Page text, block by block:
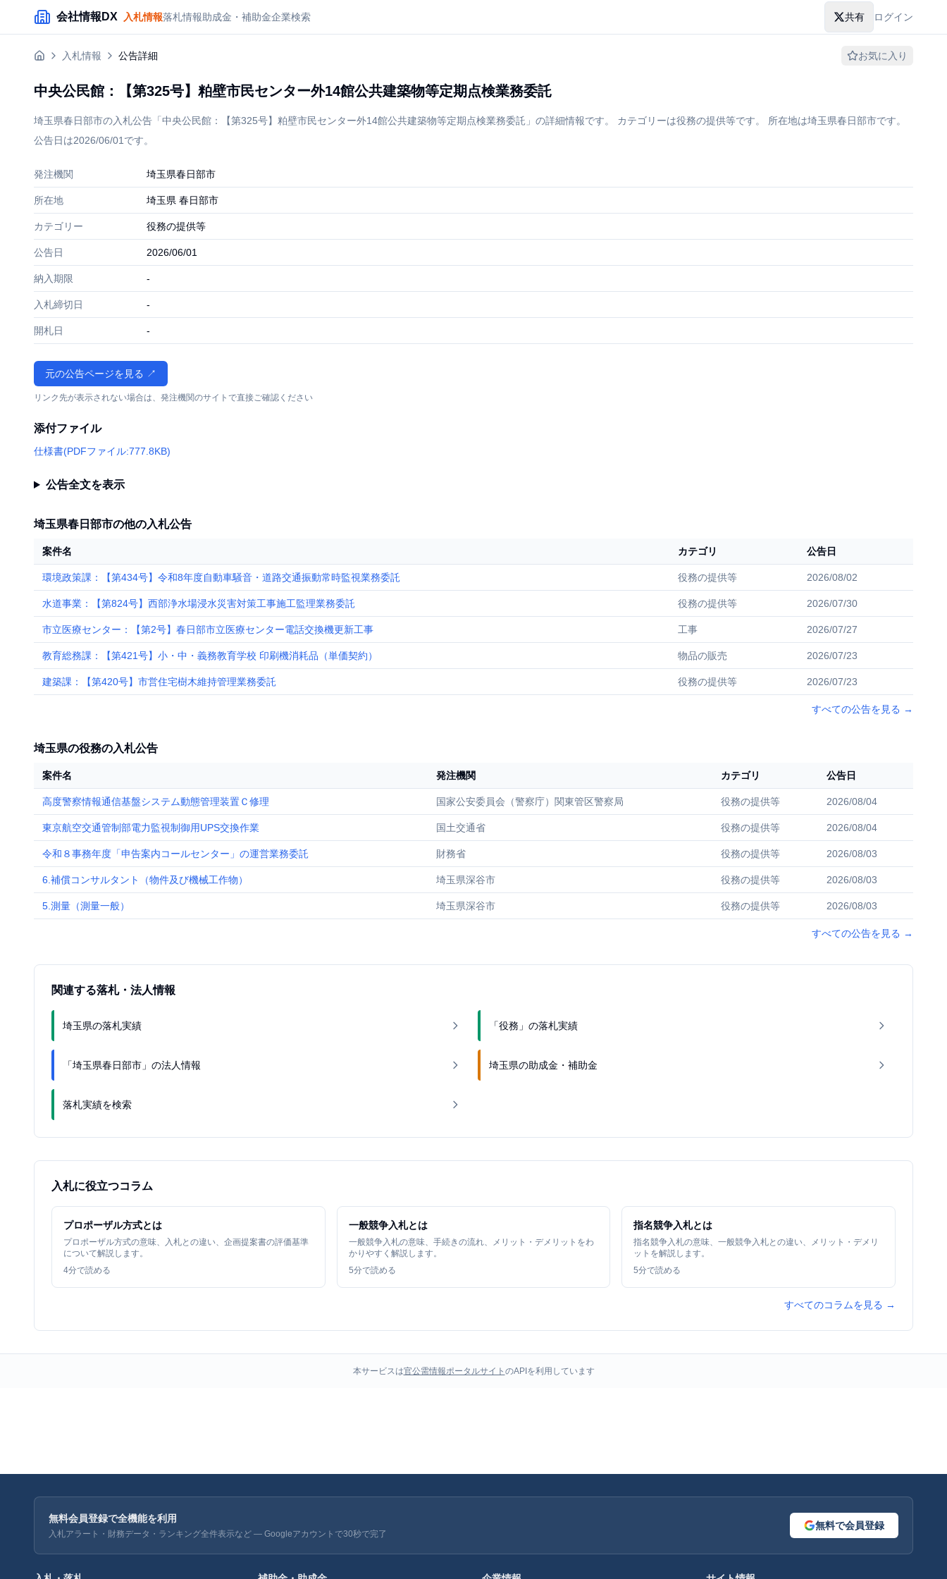
メインコンテンツにスキップ
会社情報DX 入札情報落札情報助成金・補助金企業検索 共有 ログイン
入札情報 公告詳細 お気に入り
中央公民館：【第325号】粕壁市民センター外14館公共建築物等定期点検業務委託
埼玉県春日部市の入札公告「中央公民館：【第325号】粕壁市民センター外14館公共建築物等定期点検業務委託」の詳細情報です。 カテゴリーは役務の提供等です。 所在地は埼玉県春日部市です。
公告日は2026/06/01です。
発注機関 埼玉県春日部市
所在地 埼玉県 春日部市
カテゴリー 役務の提供等
公告日 2026/06/01
納入期限 -
入札締切日 -
開札日 -
元の公告ページを見る ↗
リンク先が表示されない場合は、発注機関のサイトで直接ご確認ください
添付ファイル
仕様書(PDFファイル:777.8KB)
公告全文を表示
埼玉県春日部市の他の入札公告
案件名 カテゴリ 公告日
環境政策課：【第434号】令和8年度自動車騒音・道路交通振動常時監視業務委託 役務の提供等 2026/08/02
水道事業：【第824号】西部浄水場浸水災害対策工事施工監理業務委託 役務の提供等 2026/07/30
市立医療センター：【第2号】春日部市立医療センター電話交換機更新工事 工事 2026/07/27
教育総務課：【第421号】小・中・義務教育学校 印刷機消耗品（単価契約） 物品の販売 2026/07/23
建築課：【第420号】市営住宅樹木維持管理業務委託 役務の提供等 2026/07/23
すべての公告を見る →
埼玉県の役務の入札公告
案件名 発注機関 カテゴリ 公告日
高度警察情報通信基盤システム動態管理装置Ｃ修理 国家公安委員会（警察庁）関東管区警察局 役務の提供等 2026/08/04
東京航空交通管制部電力監視制御用UPS交換作業 国土交通省 役務の提供等 2026/08/04
令和８事務年度「申告案内コールセンター」の運営業務委託 財務省 役務の提供等 2026/08/03
6.補償コンサルタント（物件及び機械工作物） 埼玉県深谷市 役務の提供等 2026/08/03
5.測量（測量一般） 埼玉県深谷市 役務の提供等 2026/08/03
すべての公告を見る →
関連する落札・法人情報
埼玉県の落札実績 「役務」の落札実績
「埼玉県春日部市」の法人情報 埼玉県の助成金・補助金
落札実績を検索
入札に役立つコラム
プロポーザル方式とは
プロポーザル方式の意味、入札との違い、企画提案書の評価基準
について解説します。
4分で読める
一般競争入札とは
一般競争入札の意味、手続きの流れ、メリット・デメリットをわ
かりやすく解説します。
5分で読める
指名競争入札とは
指名競争入札の意味、一般競争入札との違い、メリット・デメリ
ットを解説します。
5分で読める
すべてのコラムを見る →
本サービスは官公需情報ポータルサイト のAPIを利用しています
無料会員登録で全機能を利用
入札アラート・財務データ・ランキング全件表示など — Googleアカウントで30秒で完了
無料で会員登録